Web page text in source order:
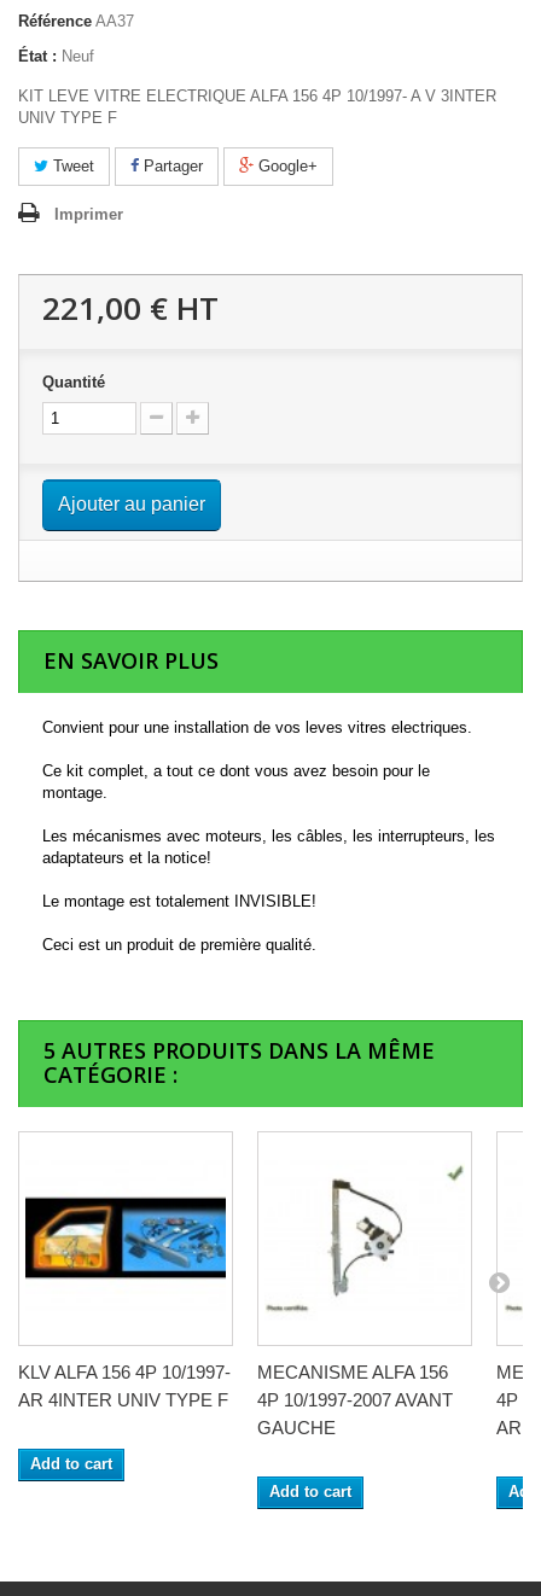
Référence AA37
État : Neuf
KIT LEVE VITRE ELECTRIQUE ALFA 156 4P 10/1997- A V 3INTER
UNIV TYPE F
Tweet Partager Google+
Imprimer
221,00 € HT
Quantité
Ajouter au panier
EN SAVOIR PLUS
Convient pour une installation de vos leves vitres electriques.
Ce kit complet, a tout ce dont vous avez besoin pour le
montage.
Les mécanismes avec moteurs, les câbles, les interrupteurs, les
adaptateurs et la notice!
Le montage est totalement INVISIBLE!
Ceci est un produit de première qualité.
5 AUTRES PRODUITS DANS LA MÊME
CATÉGORIE :
KLV ALFA 156 4P 10/1997-
AR 4INTER UNIV TYPE F
Add to cart
MECANISME ALFA 156
4P 10/1997-2007 AVANT
GAUCHE
Add to cart
4P